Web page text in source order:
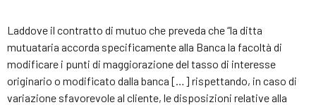
Laddove il contratto di mutuo che preveda che “la ditta
mutuataria accorda specificamente alla Banca la facoltà di
modificare i punti di maggiorazione del tasso di interesse
originario o modificato dalla banca […] rispettando, in caso di
variazione sfavorevole al cliente, le disposizioni relative alla